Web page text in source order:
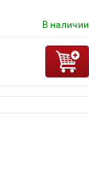
В наличии